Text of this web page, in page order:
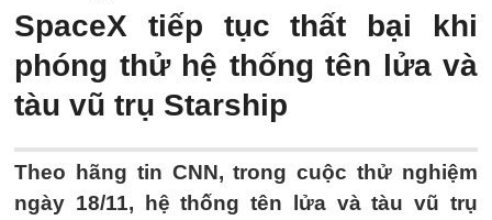
SpaceX tiếp tục thất bại khi
phóng thử hệ thống tên lửa và
tàu vũ trụ Starship
Theo hãng tin CNN, trong cuộc thử nghiệm
ngày 18/11, hệ thống tên lửa và tàu vũ trụ